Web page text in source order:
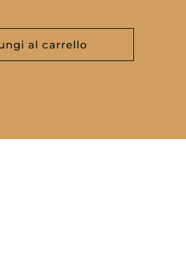
al carrello